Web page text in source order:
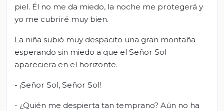
piel. Él no me da miedo, la noche me protegerá y
yo me cubriré muy bien.
La niña subió muy despacito una gran montaña
esperando sin miedo a que el Señor Sol
apareciera en el horizonte.
- ¡Señor Sol, Señor Sol!
- ¿Quién me despierta tan temprano? Aún no ha